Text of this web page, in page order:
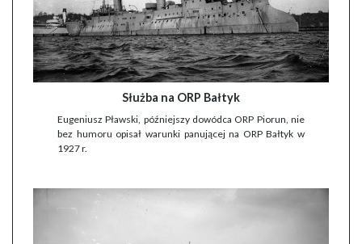
Służba na ORP Bałtyk
Eugeniusz Pławski, późniejszy dowódca ORP Piorun, nie
bez humoru opisał warunki panującej na ORP Bałtyk w
1927 r.